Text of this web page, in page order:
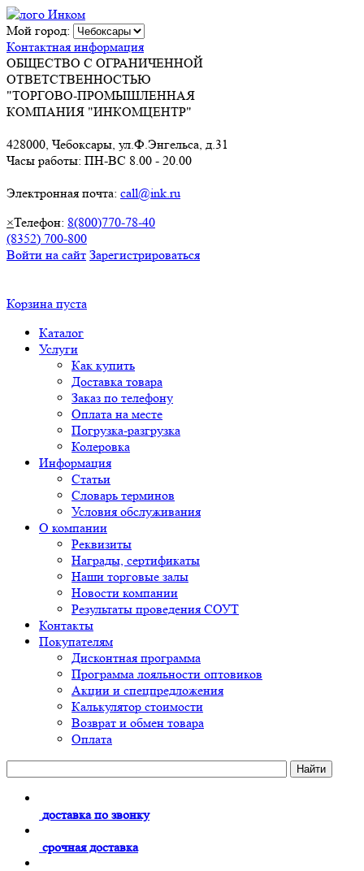
Мой город:
Контактная информация
ОБЩЕСТВО С ОГРАНИЧЕННОЙ
ОТВЕТСТВЕННОСТЬЮ
"ТОРГОВО-ПРОМЫШЛЕННАЯ
КОМПАНИЯ "ИНКОМЦЕНТР"
428000, Чебоксары, ул.Ф.Энгельса, д.31
Часы работы: ПН-ВС 8.00 - 20.00
Электронная почта: call@ink.ru
×Телефон: 8(800)770-78-40
(8352) 700-800
Войти на сайт Зарегистрироваться
Корзина пуста
Каталог
Услуги
Как купить
Доставка товара
Заказ по телефону
Оплата на месте
Погрузка-разгрузка
Колеровка
Информация
Статьи
Словарь терминов
Условия обслуживания
О компании
Реквизиты
Награды, сертификаты
Наши торговые залы
Новости компании
Результаты проведения СОУТ
Контакты
Покупателям
Дисконтная программа
Программа лояльности оптовиков
Акции и спецпредложения
Калькулятор стоимости
Возврат и обмен товара
Оплата
доставка по звонку
срочная доставка